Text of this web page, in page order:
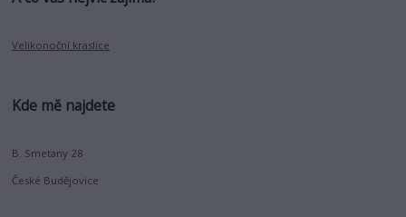
Velikonoční kraslice
Kde mě najdete
B. Smetany 28
České Budějovice